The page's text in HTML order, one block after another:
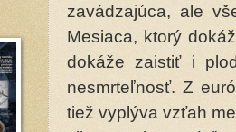
zavádzajúca, ale
Mesiaca, ktorý
dokáže zaistiť i
nesmrteľnosť. Z
tiež vyplýva vzťah